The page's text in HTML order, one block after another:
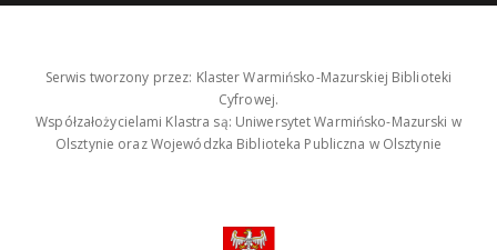
Serwis tworzony przez: Klaster Warmińsko-Mazurskiej Biblioteki
Cyfrowej.
Współzałożycielami Klastra są: Uniwersytet Warmińsko-Mazurski w
Olsztynie oraz Wojewódzka Biblioteka Publiczna w Olsztynie